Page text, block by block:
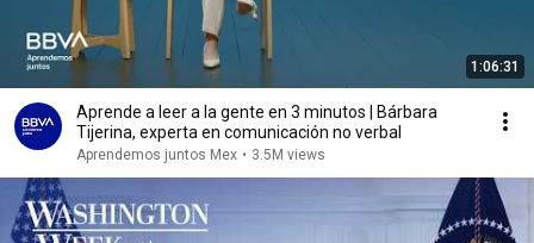
1:06:31
Aprende a leer a la gente en 3 minutos | Bárbara
Tijerina, experta en comunicación no verbal
Aprendemos juntos Mex • 3.5M views